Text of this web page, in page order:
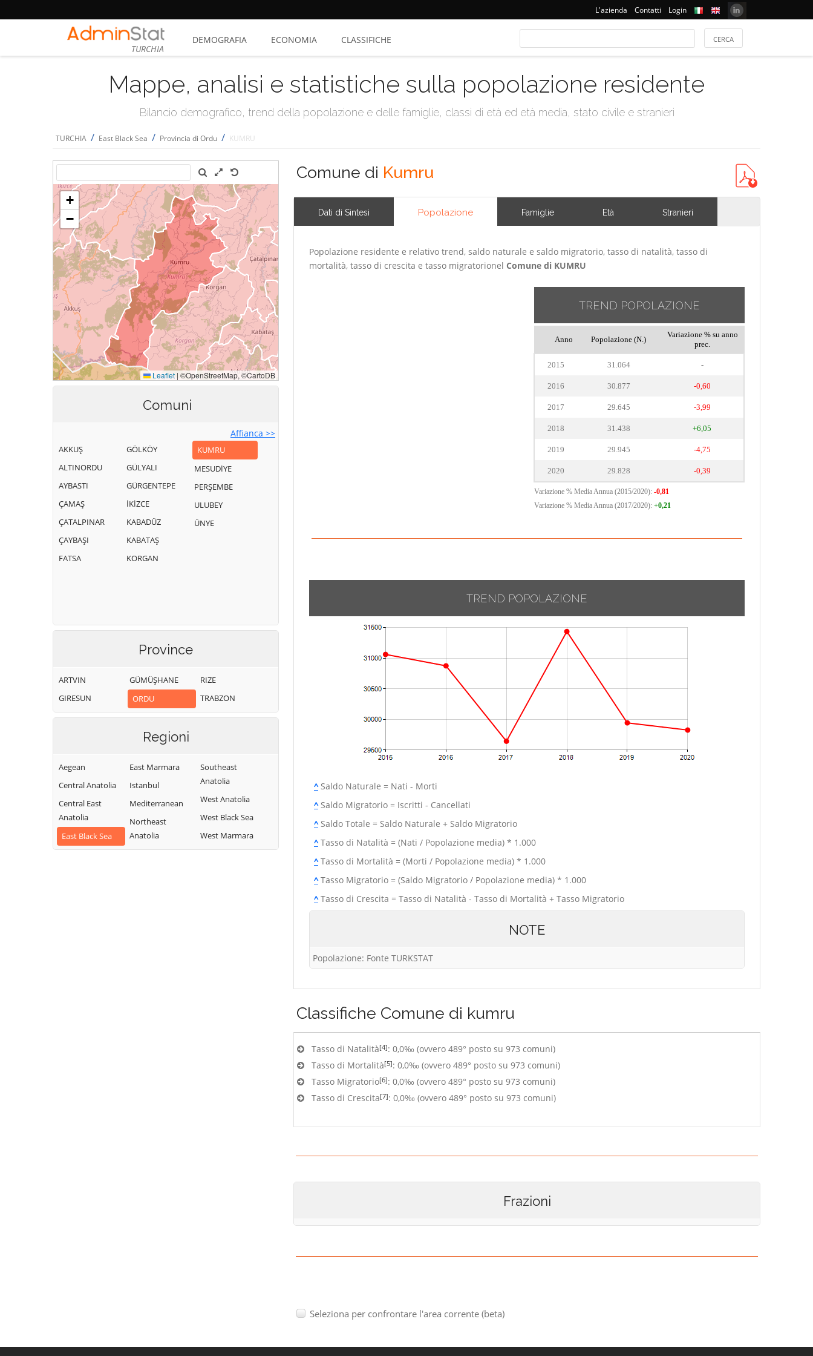
L'azienda Contatti Login
TURCHIA
DEMOGRAFIA ECONOMIA CLASSIFICHE
Mappe, analisi e statistiche sulla popolazione residente
Bilancio demografico, trend della popolazione e delle famiglie, classi di età ed età media, stato civile e stranieri
TURCHIA / East Black Sea / Provincia di Ordu / KUMRU
Comuni
Affianca >>
AKKUŞ
ALTINORDU
AYBASTI
ÇAMAŞ
ÇATALPINAR
ÇAYBAŞI
FATSA
GÖLKÖY
GÜLYALI
GÜRGENTEPE
İKİZCE
KABADÜZ
KABATAŞ
KORGAN
KUMRU
MESUDİYE
PERŞEMBE
ULUBEY
ÜNYE
Province
ARTVIN
GIRESUN
GÜMÜŞHANE
ORDU
RIZE
TRABZON
Regioni
Aegean
Central Anatolia
Central East
Anatolia
East Black Sea
East Marmara
Istanbul
Mediterranean
Northeast
Anatolia
Southeast
Anatolia
West Anatolia
West Black Sea
West Marmara
Comune di Kumru
Dati di Sintesi Popolazione Famiglie Età Stranieri
Popolazione residente e relativo trend, saldo naturale e saldo migratorio, tasso di natalità, tasso di
mortalità, tasso di crescita e tasso migratorionel Comune di KUMRU
TREND POPOLAZIONE
Anno Popolazione (N.)
Variazione % su anno
prec.
2015 31.064 -
2016 30.877 -0,60
2017 29.645 -3,99
2018 31.438 +6,05
2019 29.945 -4,75
2020 29.828 -0,39
Variazione % Media Annua (2015/2020): -0,81
Variazione % Media Annua (2017/2020): +0,21
TREND POPOLAZIONE
^Saldo Naturale = Nati - Morti
^Saldo Migratorio = Iscritti - Cancellati
^Saldo Totale = Saldo Naturale + Saldo Migratorio
^Tasso di Natalità = (Nati / Popolazione media) * 1.000
^Tasso di Mortalità = (Morti / Popolazione media) * 1.000
^Tasso Migratorio = (Saldo Migratorio / Popolazione media) * 1.000
^Tasso di Crescita = Tasso di Natalità - Tasso di Mortalità + Tasso Migratorio
NOTE
Popolazione: Fonte TURKSTAT
Classifiche Comune di kumru
Tasso di Natalità[4]: 0,0‰ (ovvero 489° posto su 973 comuni)
Tasso di Mortalità[5]: 0,0‰ (ovvero 489° posto su 973 comuni)
Tasso Migratorio[6]: 0,0‰ (ovvero 489° posto su 973 comuni)
Tasso di Crescita[7]: 0,0‰ (ovvero 489° posto su 973 comuni)
Frazioni
Seleziona per confrontare l'area corrente (beta)